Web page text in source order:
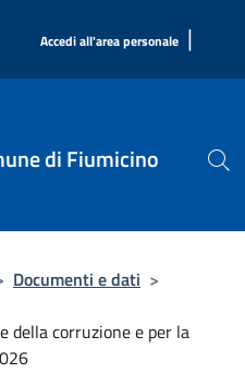
Accedi all'area personale |
di Fiumicino
Documenti e dati >
della corruzione e per la